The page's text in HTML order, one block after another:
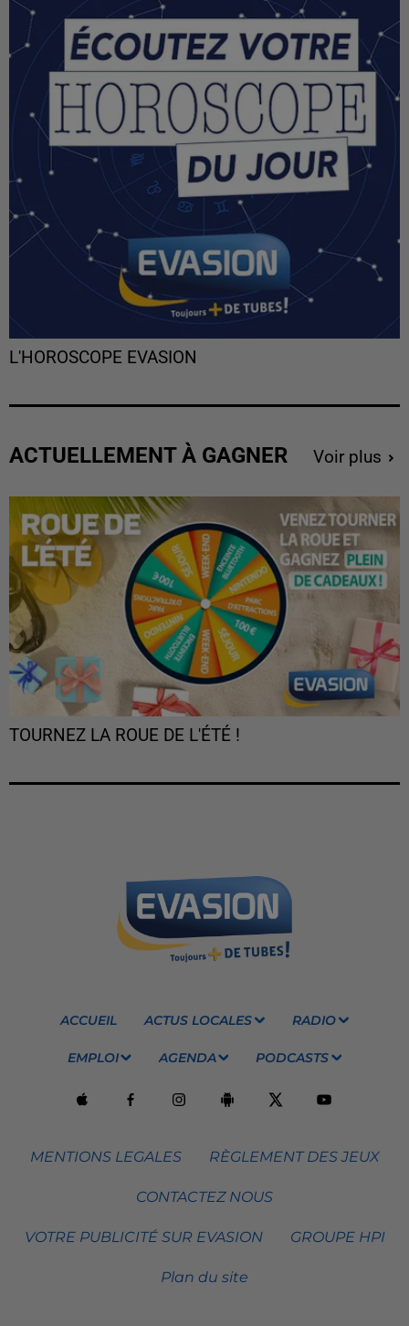
L'HOROSCOPE EVASION
ACTUELLEMENT À GAGNER Voir plus
TOURNEZ LA ROUE DE L'ÉTÉ !
ACCUEIL ACTUS LOCALES RADIO
EMPLOI AGENDA PODCASTS
MENTIONS LEGALES RÈGLEMENT DES JEUX
CONTACTEZ NOUS
VOTRE PUBLICITÉ SUR EVASION GROUPE HPI
Plan du site